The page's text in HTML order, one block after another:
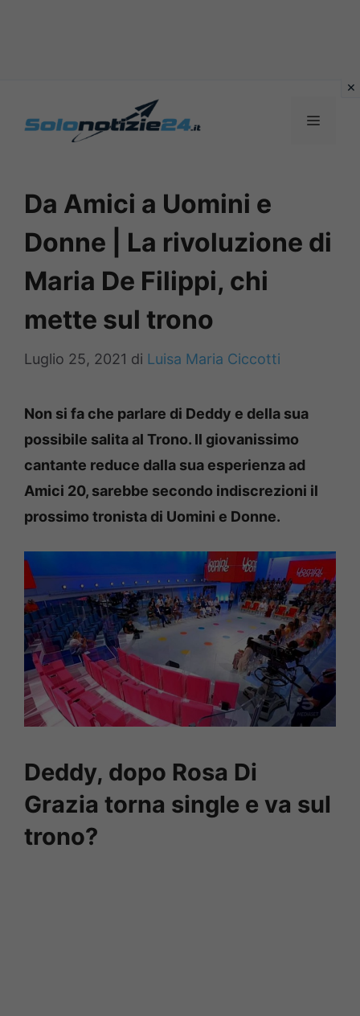
MENU
Da Amici a Uomini e
Donne | La rivoluzione di
Maria De Filippi, chi
mette sul trono
Luglio 25, 2021 di Luisa Maria Ciccotti
Non si fa che parlare di Deddy e della sua
possibile salita al Trono. Il giovanissimo
cantante reduce dalla sua esperienza ad
Amici 20, sarebbe secondo indiscrezioni il
prossimo tronista di Uomini e Donne.
Deddy, dopo Rosa Di
Grazia torna single e va sul
trono?